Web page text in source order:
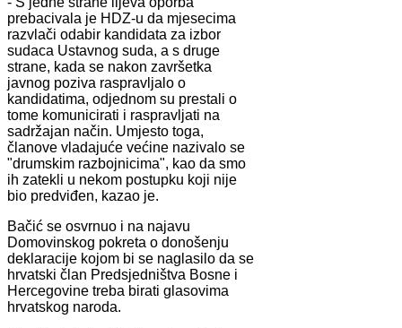
prebacivala je HDZ-u da mjesecima
razvlači odabir kandidata za izbor
sudaca Ustavnog suda, a s druge
strane, kada se nakon završetka
javnog poziva raspravljalo o
kandidatima, odjednom su prestali o
tome komunicirati i raspravljati na
sadržajan način. Umjesto toga,
članove vladajuće većine nazivalo se
"drumskim razbojnicima", kao da smo
ih zatekli u nekom postupku koji nije
bio predviđen, kazao je.
Bačić se osvrnuo i na najavu
Domovinskog pokreta o donošenju
deklaracije kojom bi se naglasilo da se
hrvatski član Predsjedništva Bosne i
Hercegovine treba birati glasovima
hrvatskog naroda.